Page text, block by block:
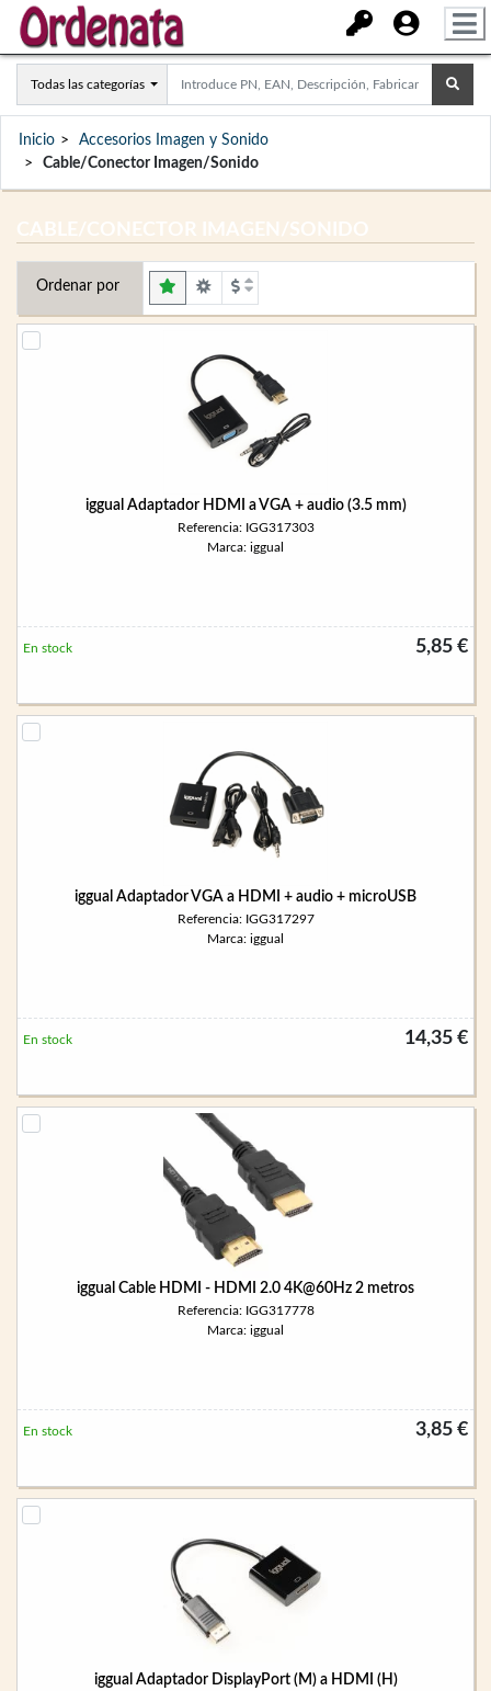
Todas las categorías
Inicio
Accesorios Imagen y Sonido
Cable/Conector Imagen/Sonido
CABLE/CONECTOR IMAGEN/SONIDO
Ordenar por
iggual Adaptador HDMI a VGA + audio (3.5 mm)
Referencia: IGG317303
Marca: iggual
5,85 €
En stock
iggual Adaptador VGA a HDMI + audio + microUSB
Referencia: IGG317297
Marca: iggual
14,35 €
En stock
iggual Cable HDMI - HDMI 2.0 4K@60Hz 2 metros
Referencia: IGG317778
Marca: iggual
3,85 €
En stock
iggual Adaptador DisplayPort (M) a HDMI (H)